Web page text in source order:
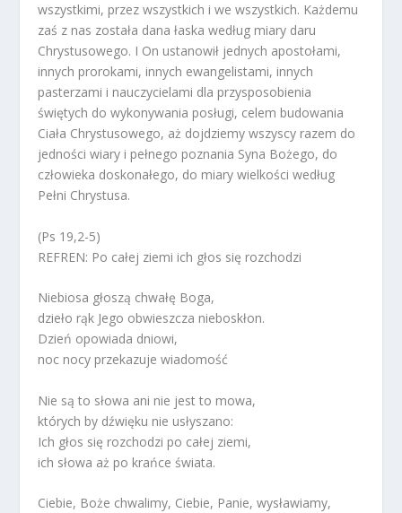
wszystkimi, przez wszystkich i we wszystkich. Każdemu
zaś z nas została dana łaska według miary daru
Chrystusowego. I On ustanowił jednych apostołami,
innych prorokami, innych ewangelistami, innych
pasterzami i nauczycielami dla przysposobienia
świętych do wykonywania posługi, celem budowania
Ciała Chrystusowego, aż dojdziemy wszyscy razem do
jedności wiary i pełnego poznania Syna Bożego, do
człowieka doskonałego, do miary wielkości według
Pełni Chrystusa.
(Ps 19,2-5)
REFREN: Po całej ziemi ich głos się rozchodzi
Niebiosa głoszą chwałę Boga,
dzieło rąk Jego obwieszcza nieboskłon.
Dzień opowiada dniowi,
noc nocy przekazuje wiadomość
Nie są to słowa ani nie jest to mowa,
których by dźwięku nie usłyszano:
Ich głos się rozchodzi po całej ziemi,
ich słowa aż po krańce świata.
Ciebie, Boże chwalimy, Ciebie, Panie, wysławiamy,